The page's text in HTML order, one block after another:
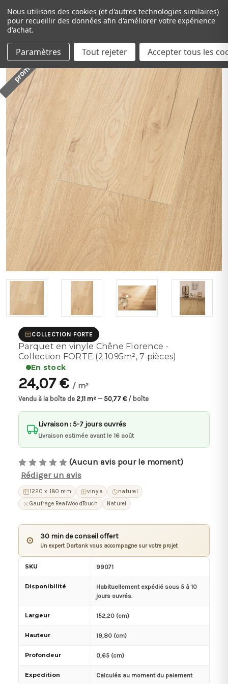
Passer au contenu principal
promo
COLLECTION FORTE
Parquet en vinyle Chêne Florence -
Collection FORTE (2.1095m², 7 pièces)
En stock
24,07 € / m²
Vendu à la boîte de 2,11 m² — 50,77 €/ boîte
Livraison : 5-7 jours ouvrés
Livraison estimée avant le 16 août
(Aucun avis pour le moment)
Rédiger un avis
1220 x 180 mm vinyle
naturel
Gaufrage RealWoodTouch
Naturel
⊙ 30 min de conseil offert
Un expert Dartank vous accompagne sur votre projet
SKU 99071
Disponibilité
Habituellement expédié sous 5 à 10
jours ouvrés.
Largeur 152,20 (cm)
Hauteur 19,80 (cm)
Profondeur 0,65 (cm)
Expédition Calculés au moment du paiement
Nous utilisons des cookies (et d'autres technologies similaires)
pour recueillir des données afin d'améliorer votre expérience
d'achat.
Paramètres Tout rejeter Accepter tous les